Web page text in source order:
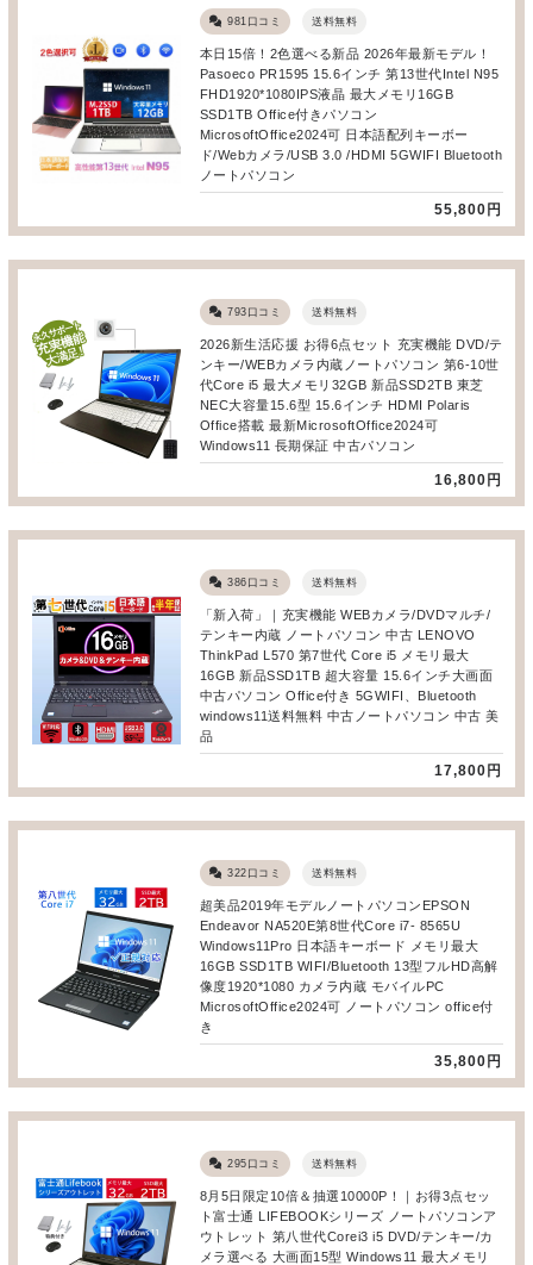
981口コミ 送料無料
本日15倍！2色選べる新品 2026年最新モデル！
Pasoeco PR1595 15.6インチ 第13世代Intel N95
FHD1920*1080IPS液晶 最大メモリ16GB
SSD1TB Office付きパソコン
MicrosoftOffice2024可 日本語配列キーボー
ド/Webカメラ/USB 3.0 /HDMI 5GWIFI Bluetooth
ノートパソコン
55,800円
793口コミ 送料無料
2026新生活応援 お得6点セット 充実機能 DVD/テ
ンキー/WEBカメラ内蔵ノートパソコン 第6-10世
代Core i5 最大メモリ32GB 新品SSD2TB 東芝
NEC大容量15.6型 15.6インチ HDMI Polaris
Office搭載 最新MicrosoftOffice2024可
Windows11 長期保証 中古パソコン
16,800円
386口コミ 送料無料
「新入荷」｜充実機能 WEBカメラ/DVDマルチ/
テンキー内蔵 ノートパソコン 中古 LENOVO
ThinkPad L570 第7世代 Core i5 メモリ最大
16GB 新品SSD1TB 超大容量 15.6インチ大画面
中古パソコン Office付き 5GWIFI、Bluetooth
windows11送料無料 中古ノートパソコン 中古 美
品
17,800円
322口コミ 送料無料
超美品2019年モデルノートパソコンEPSON
Endeavor NA520E第8世代Core i7- 8565U
Windows11Pro 日本語キーボード メモリ最大
16GB SSD1TB WIFI/Bluetooth 13型フルHD高解
像度1920*1080 カメラ内蔵 モバイルPC
MicrosoftOffice2024可 ノートパソコン office付
き
35,800円
295口コミ 送料無料
8月5日限定10倍＆抽選10000P！｜お得3点セッ
ト富士通 LIFEBOOKシリーズ ノートパソコンア
ウトレット 第八世代Corei3 i5 DVD/テンキー/カ
メラ選べる 大画面15型 Windows11 最大メモリ